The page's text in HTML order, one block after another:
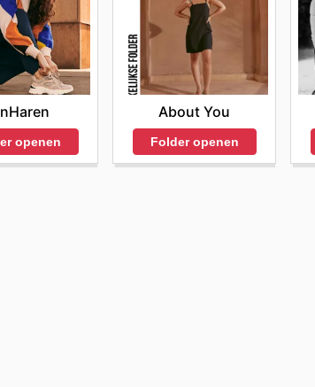
openen
About You
Folder openen